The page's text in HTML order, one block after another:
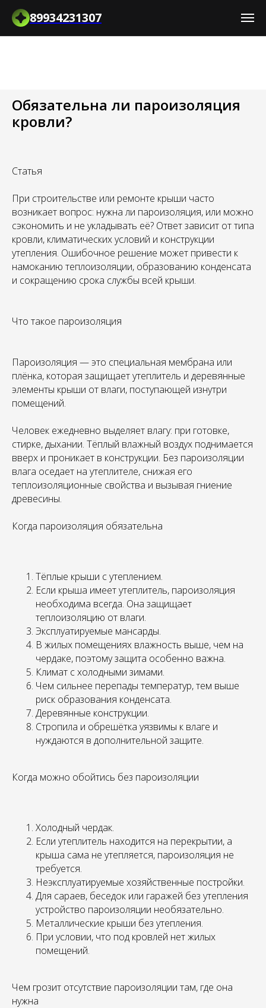
89934231307
Обязательна ли пароизоляция
кровли?
Статья
При строительстве или ремонте крыши часто
возникает вопрос: нужна ли пароизоляция, или можно
сэкономить и не укладывать её? Ответ зависит от типа
кровли, климатических условий и конструкции
утепления. Ошибочное решение может привести к
намоканию теплоизоляции, образованию конденсата
и сокращению срока службы всей крыши.
Что такое пароизоляция
Пароизоляция — это специальная мембрана или
плёнка, которая защищает утеплитель и деревянные
элементы крыши от влаги, поступающей изнутри
помещений.
Человек ежедневно выделяет влагу: при готовке,
стирке, дыхании. Тёплый влажный воздух поднимается
вверх и проникает в конструкции. Без пароизоляции
влага оседает на утеплителе, снижая его
теплоизоляционные свойства и вызывая гниение
древесины.
Когда пароизоляция обязательна
Тёплые крыши с утеплением.
Если крыша имеет утеплитель, пароизоляция
необходима всегда. Она защищает
теплоизоляцию от влаги.
Эксплуатируемые мансарды.
В жилых помещениях влажность выше, чем на
чердаке, поэтому защита особенно важна.
Климат с холодными зимами.
Чем сильнее перепады температур, тем выше
риск образования конденсата.
Деревянные конструкции.
Стропила и обрешётка уязвимы к влаге и
нуждаются в дополнительной защите.
Когда можно обойтись без пароизоляции
Холодный чердак.
Если утеплитель находится на перекрытии, а
крыша сама не утепляется, пароизоляция не
требуется.
Неэксплуатируемые хозяйственные постройки.
Для сараев, беседок или гаражей без утепления
устройство пароизоляции необязательно.
Металлические крыши без утепления.
При условии, что под кровлей нет жилых
помещений.
Чем грозит отсутствие пароизоляции там, где она
нужна